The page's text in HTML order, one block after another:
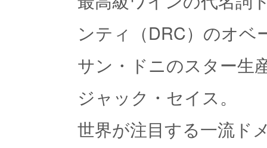
ンティ（DRC）のオベ
サン・ドニのスター生
ジャック・セイス。
世界が注目する一流ド